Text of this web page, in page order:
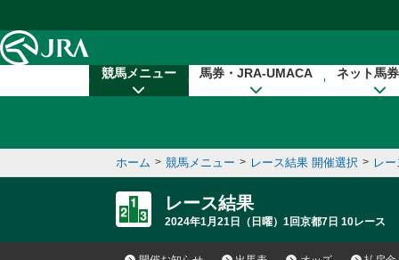
競馬メニュー 馬券・JRA-UMACA ネット馬
ホーム > 競馬メニュー > レース結果 開催選択 > レ
レース結果
2024年1月21日（日曜）1回京都7日 10レース